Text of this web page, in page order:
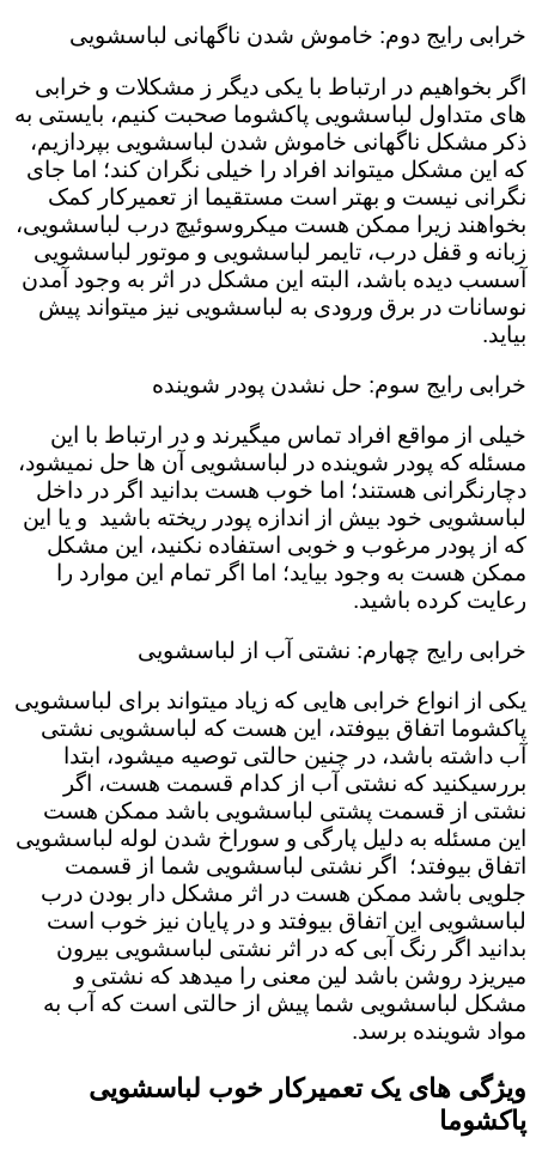
خرابی رایج دوم: خاموش شدن ناگهانی لباسشویی
اگر بخواهیم در ارتباط با یکی دیگر ز مشکلات و خرابی
های متداول لباسشویی پاکشوما صحبت کنیم، بایستی به
ذکر مشکل ناگهانی خاموش شدن لباسشویی بپردازیم،
که این مشکل میتواند افراد را خیلی نگران کند؛ اما جای
نگرانی نیست و بهتر است مستقیما از تعمیرکار کمک
بخواهند زیرا ممکن هست میکروسوئیچ درب لباسشویی،
زبانه و قفل درب، تایمر لباسشویی و موتور لباسشویی
آسسب دیده باشد، البته این مشکل در اثر به وجود آمدن
نوسانات در برق ورودی به لباسشویی نیز میتواند پیش
بیاید.
خرابی رایج سوم: حل نشدن پودر شوینده
خیلی از مواقع افراد تماس میگیرند و در ارتباط با این
مسئله که پودر شوینده در لباسشویی آن ها حل نمیشود،
دچارنگرانی هستند؛ اما خوب هست بدانید اگر در داخل
لباسشویی خود بیش از اندازه پودر ریخته باشید و یا این
که از پودر مرغوب و خوبی استفاده نکنید، این مشکل
ممکن هست به وجود بیاید؛ اما اگر تمام این موارد را
رعایت کرده باشید.
خرابی رایج چهارم: نشتی آب از لباسشویی
یکی از انواع خرابی هایی که زیاد میتواند برای لباسشویی
پاکشوما اتفاق بیوفتد، این هست که لباسشویی نشتی
آب داشته باشد، در چنین حالتی توصیه میشود، ابتدا
بررسیکنید که نشتی آب از کدام قسمت هست، اگر
نشتی از قسمت پشتی لباسشویی باشد ممکن هست
این مسئله به دلیل پارگی و سوراخ شدن لوله لباسشویی
اتفاق بیوفتد؛ اگر نشتی لباسشویی شما از قسمت
جلویی باشد ممکن هست در اثر مشکل دار بودن درب
لباسشویی این اتفاق بیوفتد و در پایان نیز خوب است
بدانید اگر رنگ آبی که در اثر نشتی لباسشویی بیرون
میریزد روشن باشد لین معنی را میدهد که نشتی و
مشکل لباسشویی شما پیش از حالتی است که آب به
مواد شوینده برسد.
ویژگی های یک تعمیرکار خوب لباسشویی
پاکشوما